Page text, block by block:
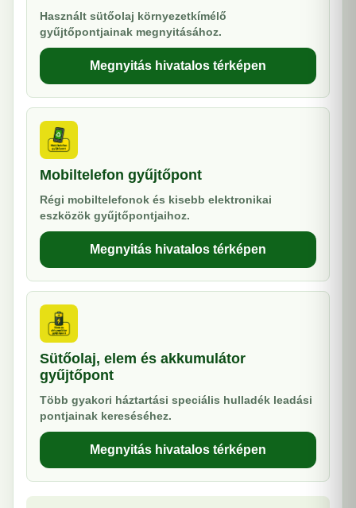
Használt sütőolaj környezetkímélő
gyűjtőpontjainak megnyitásához.
Megnyitás hivatalos térképen
Mobiltelefon gyűjtőpont
Régi mobiltelefonok és kisebb elektronikai
eszközök gyűjtőpontjaihoz.
Megnyitás hivatalos térképen
Sütőolaj, elem és akkumulátor
gyűjtőpont
Több gyakori háztartási speciális hulladék leadási
pontjainak kereséséhez.
Megnyitás hivatalos térképen